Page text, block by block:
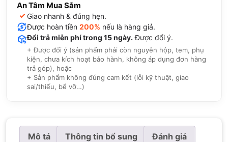
An Tâm Mua Sắm
✓ Giao nhanh & đúng hẹn.
Được hoàn tiền 200% nếu là hàng giả.
Đổi trả miễn phí trong 15 ngày. Được đổi ý.
+ Được đổi ý (sản phẩm phải còn nguyên hộp, tem, phụ
kiện, chưa kích hoạt bảo hành, không áp dụng đơn hàng
trả góp), hoặc
+ Sản phẩm không đúng cam kết (lỗi kỹ thuật, giao
sai/thiếu, bể vỡ…)
Mô tả Thông tin bổ sung Đánh giá